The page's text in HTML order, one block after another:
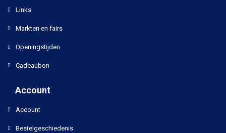
Links
Markten en fairs
Openingstijden
Cadeaubon
Account
Account
Bestelgeschiedenis